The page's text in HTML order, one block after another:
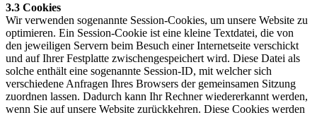
3.3 Cookies
Wir verwenden sogenannte Session-Cookies, um unsere Website zu
optimieren. Ein Session-Cookie ist eine kleine Textdatei, die von
den jeweiligen Servern beim Besuch einer Internetseite verschickt
und auf Ihrer Festplatte zwischengespeichert wird. Diese Datei als
solche enthält eine sogenannte Session-ID, mit welcher sich
verschiedene Anfragen Ihres Browsers der gemeinsamen Sitzung
zuordnen lassen. Dadurch kann Ihr Rechner wiedererkannt werden,
wenn Sie auf unsere Website zurückkehren. Diese Cookies werden